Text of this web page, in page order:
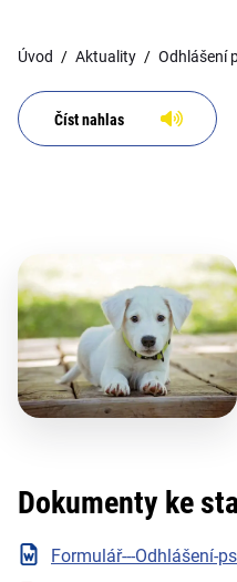
Úvod Aktuality Odhlášení
Číst nahlas
Dokumenty ke
Formulář---Odhlášení-